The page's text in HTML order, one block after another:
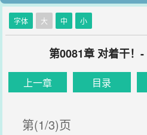
字体 大 中 小
第0081章 对着干！-
上一章 目录
第(1/3)页